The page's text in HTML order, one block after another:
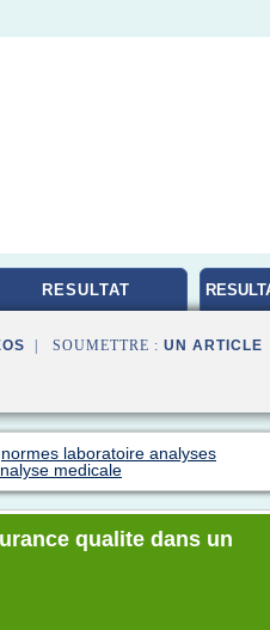
RESULTAT
| SOUMETTRE : UN ARTICLE
normes laboratoire analyses
medicale
qualite dans un